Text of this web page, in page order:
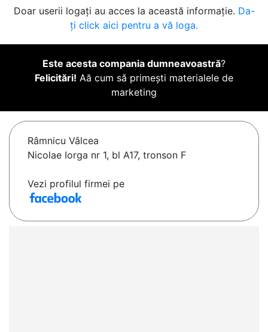
Doar userii logați au acces la această informație. Da-
ți click aici pentru a vă loga.
Este acesta compania dumneavoastră?
Felicitări! Aă cum să primești materialele de
marketing
Râmnicu Vâlcea
Nicolae Iorga nr 1, bl A17, tronson F
Vezi profilul firmei pe